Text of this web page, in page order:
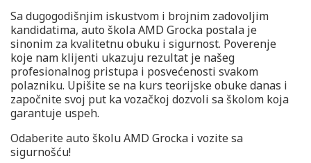
Sa dugogodišnjim iskustvom i brojnim zadovoljim
kandidatima, auto škola AMD Grocka postala je
sinonim za kvalitetnu obuku i sigurnost. Poverenje
koje nam klijenti ukazuju rezultat je našeg
profesionalnog pristupa i posvećenosti svakom
polazniku. Upišite se na kurs teorijske obuke danas i
započnite svoj put ka vozačkoj dozvoli sa školom koja
garantuje uspeh.
Odaberite auto školu AMD Grocka i vozite sa
sigurnošću!